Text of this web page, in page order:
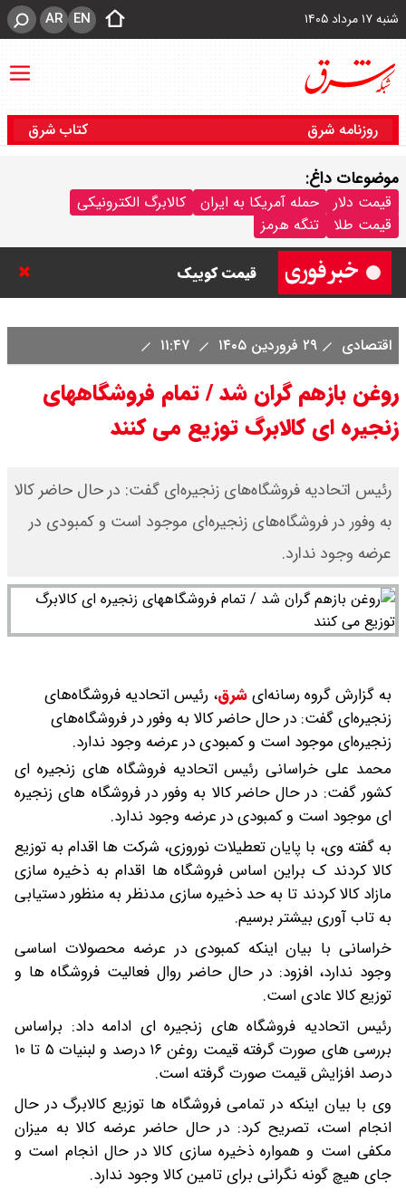
شنبه ۱۷ مرداد ۱۴۰۵ EN
AR
روزنامه شرق کتاب شرق
موضوعات داغ:
قیمت دلار حمله آمریکا به ایران
کالابرگ الکترونیکی
قیمت طلا
تنگه هرمز
قیمت خودرو امروز شنبه ۱۷ مرداد
قیمت کوییک
اقتصادی ۲۹ فروردین ۱۴۰۵
روغن بازهم گران شد / تمام فروشگاههای
زنجیره ای کالابرگ توزیع می کنند
رئیس اتحادیه فروشگاه‌های زنجیره‌ای گفت: در حال حاضر کالا
به وفور در فروشگاه‌های زنجیره‌ای موجود است و کمبودی در
عرضه وجود ندارد.
به گزارش گروه رسانه‌ایشرق، رئیس اتحادیه فروشگاه‌های
زنجیره‌ای گفت: در حال حاضر کالا به وفور در فروشگاه‌های
زنجیره‌ای موجود است و کمبودی در عرضه وجود ندارد.
محمد علی خراسانی رئیس اتحادیه فروشگاه های زنجیره ای
کشور گفت: در حال حاضر کالا به وفور در فروشگاه های زنجیره
ای موجود است و کمبودی در عرضه وجود ندارد.
به گفته وی، با پایان تعطیلات نوروزی، شرکت ها اقدام به توزیع
کالا کردند ک براین اساس فروشگاه ها اقدام به ذخیره سازی
مازاد کالا کردند تا به حد ذخیره سازی مدنظر به منظور دستیابی
به تاب آوری بیشتر برسیم.
خراسانی با بیان اینکه کمبودی در عرضه محصولات اساسی
وجود ندارد، افزود: در حال حاضر روال فعالیت فروشگاه ها و
توزیع کالا عادی است.
رئیس اتحادیه فروشگاه های زنجیره ای ادامه داد: براساس
بررسی های صورت گرفته قیمت روغن ۱۶ درصد و لبنیات ۵ تا ۱۰
درصد افزایش قیمت صورت گرفته است.
وی با بیان اینکه در تمامی فروشگاه ها توزیع کالابرگ در حال
انجام است، تصریح کرد: در حال حاضر عرضه کالا به میزان
مکفی است و همواره ذخیره سازی کالا در حال انجام است و
جای هیچ گونه نگرانی برای تامین کالا وجود ندارد.